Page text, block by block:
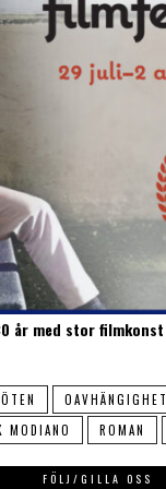
år med stor filmkonst
OAVHÄNGIGHET
MODIANO
ROMAN
FÖLJ/GILLA OSS